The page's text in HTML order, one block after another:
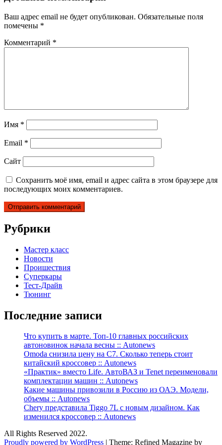
Ваш адрес email не будет опубликован. Обязательные поля
помечены *
Комментарий *
Имя *
Email *
Сайт
Сохранить моё имя, email и адрес сайта в этом браузере для
последующих моих комментариев.
Рубрики
Мастер класс
Новости
Проишествия
Суперкары
Тест-Драйв
Тюнинг
Последние записи
Что купить в марте. Топ-10 главных российских
автоновинок начала весны :: Autonews
Omoda снизила цену на C7. Сколько теперь стоит
китайский кроссовер :: Autonews
«Практик» вместо Life. АвтоВАЗ и Tenet переименовали
комплектации машин :: Autonews
Какие машины привозили в Россию из ОАЭ. Модели,
объемы :: Autonews
Chery представила Tiggo 7L с новым дизайном. Как
изменился кроссовер :: Autonews
All Rights Reserved 2022.
Proudly powered by WordPress
Theme: Refined Magazine by